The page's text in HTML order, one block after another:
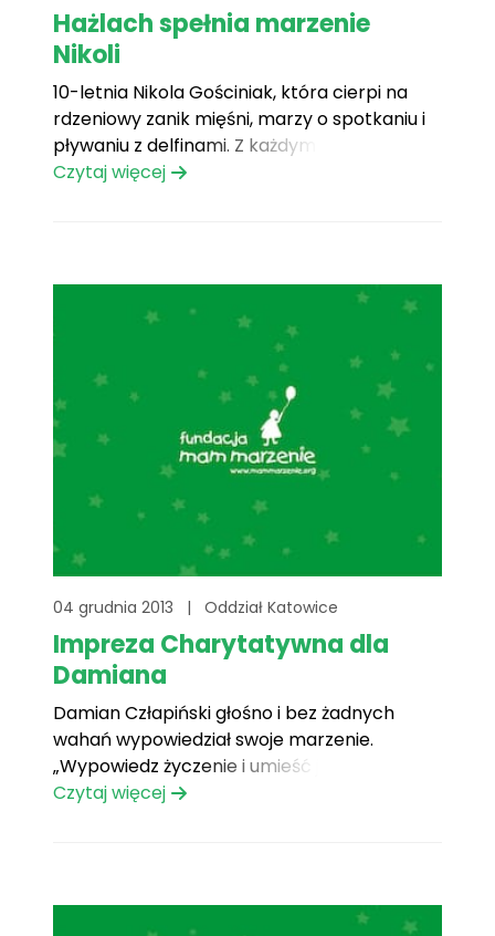
Hażlach spełnia marzenie
Nikoli
10-letnia Nikola Gościniak, która cierpi na
rdzeniowy zanik mięśni, marzy o spotkaniu i
pływaniu z delfinami. Z każdym dniem jest
coraz bliżej realizacji tego marzenia. 10-
coraz bliżej realizacji tego[...]
Czytaj więcej
04 grudnia 2013 | Oddział Katowice
Impreza Charytatywna dla
Damiana
Damian Człapiński głośno i bez żadnych
wahań wypowiedział swoje marzenie.
„Wypowiedz życzenie i umieść je w sercu.
Cokolwiek chcesz. Wszystko co chcesz.
marzenie, a ludzie dobrej woli postanowili mu
Czytaj więcej